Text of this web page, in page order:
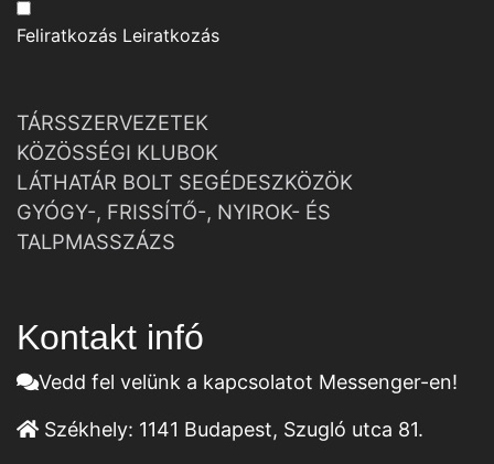
Feliratkozás Leiratkozás
TÁRSSZERVEZETEK
KÖZÖSSÉGI KLUBOK
LÁTHATÁR BOLT SEGÉDESZKÖZÖK
GYÓGY-, FRISSÍTŐ-, NYIROK- ÉS
TALPMASSZÁZS
Kontakt infó
Vedd fel velünk a kapcsolatot Messenger-en!
Székhely: 1141 Budapest, Szugló utca 81.